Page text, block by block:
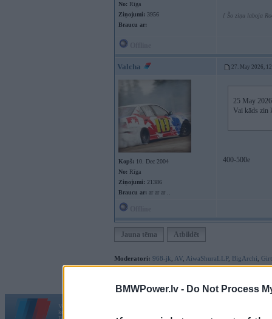
BMWPower.lv - Do Not Process
No: Rīga
Ziņojumi: 3956
Braucu ar:
[ Šo ziņu laboja
Valcha 27. May 2026,
Kopš: 10. Dec 2004
No: Rīga
Ziņojumi: 21386
Braucu ar: ar ar ar ..
25 May
Vai kāds zin
400-500e
Jauna tēma Atbildēt
Moderatori: 968-jk AV AiwaShuraLLP, BigArchi
Vortāls BMWPower.lv darbojas
kopš 2002. gada 14. maija. Tas nav auto klubs un nav saistīts ar
Galvena |